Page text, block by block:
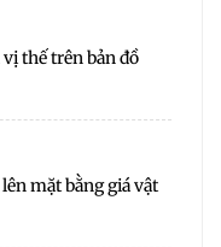
thế trên bản đồ
mặt bằng giá vật